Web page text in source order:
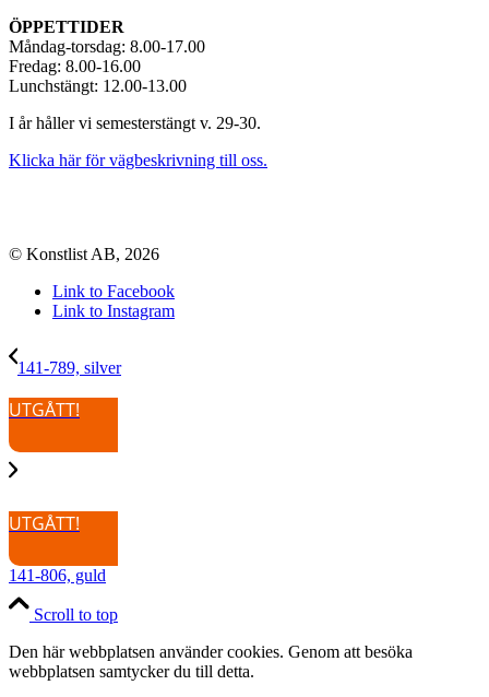
ÖPPETTIDER
Måndag-torsdag: 8.00-17.00
Fredag: 8.00-16.00
Lunchstängt: 12.00-13.00
I år håller vi semesterstängt v. 29-30.
Klicka här för vägbeskrivning till oss.
© Konstlist AB, 2026
Link to Facebook
Link to Instagram
141-789, silver
UTGÅTT!
UTGÅTT!
141-806, guld
Scroll to top
Den här webbplatsen använder cookies. Genom att besöka
webbplatsen samtycker du till detta.